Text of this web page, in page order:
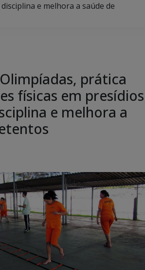
e melhora a saúde de
prática
físicas em presídios
e melhora a